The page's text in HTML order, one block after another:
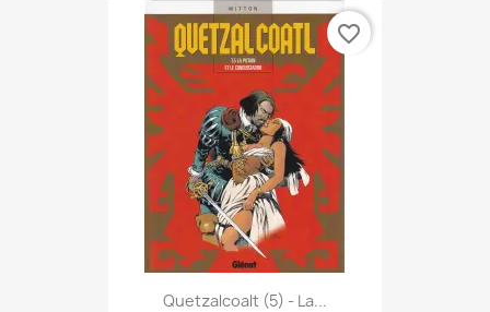
Quetzalcoalt (5) - La...
favorite_border